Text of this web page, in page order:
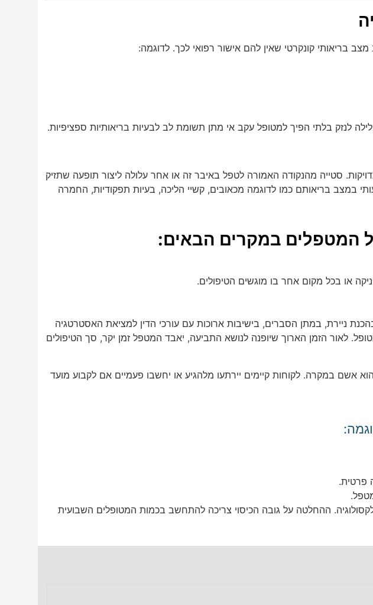
בריאותי קונקרטי שאין להם אישור רפואי לכך. לדוגמה:
לנזק בלתי הפיך למטופל עקב אי מתן תשומת לב לבעיות בריאותיות ספציפיות.
סטייה מהנקודה האמורה לטפל באיבר זה או אחר עלולה ליצור תופעה שתזיק
במצב בריאותם כמו לדוגמה מכאובים, קשיי הליכה, בעיות תפקודיות, החמרה
המטפלים במקרים הבאים:
או בכל מקום אחר בו מוגשים הטיפולים.
ניירת, במתן הסברים, בישיבות ארוכות עם עורכי הדין למציאת האסטרטגיה
לאור הזמן הארוך שיופנה לנושא התביעה, יאבד המטפל זמן יקר, סך הטיפולים
במקרה. לקוחות קיימים יירתעו מלהגיע או יחשבו פעמיים אם לקבוע מועד
פרטית.
ההחלטה על גובה הכיסוי צריכה להתחשב בכמות המטופלים השבועית